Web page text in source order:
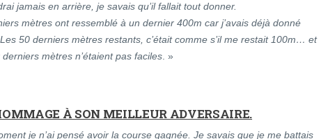
jamais en arrière, je savais qu’il fallait tout donner.
mètres ont ressemblé à un dernier 400m car j’avais déjà donné
50 derniers mètres restants, c’était comme s’il me restait 100m… et
mètres n’étaient pas faciles. »
À SON MEILLEUR ADVERSAIRE.
je n’ai pensé avoir la course gagnée. Je savais que je me battais